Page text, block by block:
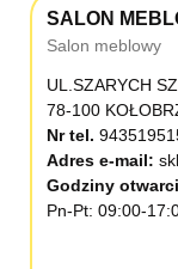
SALON
Salon meblowy
UL.SZARYCH
78-100
Nr tel.
Adres e-mail:
Godziny
Pn-Pt: 09:00-